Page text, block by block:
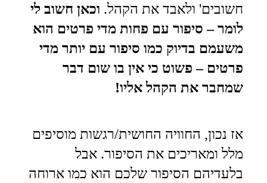
חשובים' ולאבד את הקהל. וכאן חשוב לי
לומר – סיפור עם פחות מדי פרטים הוא
משעמם בדיוק כמו סיפור עם יותר מדי
פרטים – פשוט כי אין בו שום דבר
שמחבר את הקהל אליו!
אז נכון, החוויה החושית/רגשות מוסיפים
מלל ומאריכים את הסיפור. אבל
בלעדיהם הסיפור שלכם הוא כמו ארוחה